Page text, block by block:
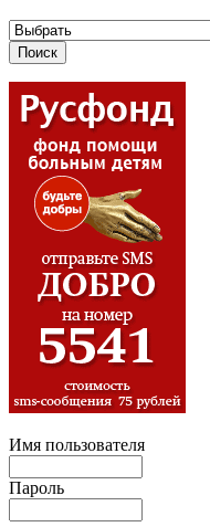
Имя пользователя
Пароль